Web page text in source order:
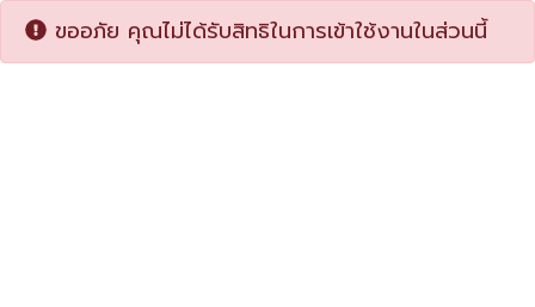
ขออภัย คุณไม่ได้รับสิทธิในการเข้าใช้งานในส่วนนี้